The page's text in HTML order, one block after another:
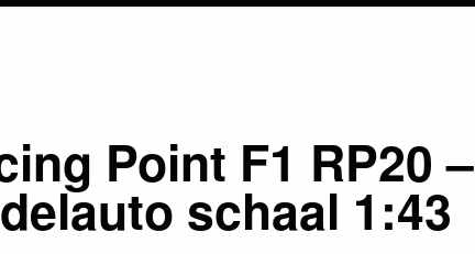
Point F1 RP20 –
schaal 1:43